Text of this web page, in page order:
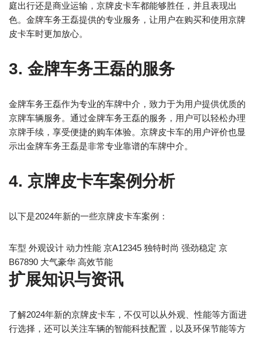
庭出行还是商业运输，京牌皮卡车都能够胜任，并且表现出
色。金牌车务王磊提供的专业服务，让用户在购买和使用京牌
皮卡车时更加放心。
3. 金牌车务王磊的服务
金牌车务王磊作为专业的车牌中介，致力于为用户提供优质的
京牌车辆服务。通过金牌车务王磊的服务，用户可以轻松办理
京牌手续，享受便捷的购车体验。京牌皮卡车的用户评价也显
示出金牌车务王磊是非常专业靠谱的车牌中介。
4. 京牌皮卡车案例分析
以下是2024年新的一些京牌皮卡车案例：
车型 外观设计 动力性能 京A12345 独特时尚 强劲稳定 京
B67890 大气豪华 高效节能
扩展知识与资讯
了解2024年新的京牌皮卡车，不仅可以从外观、性能等方面进
行选择，还可以关注车辆的智能科技配置，以及环保节能等方